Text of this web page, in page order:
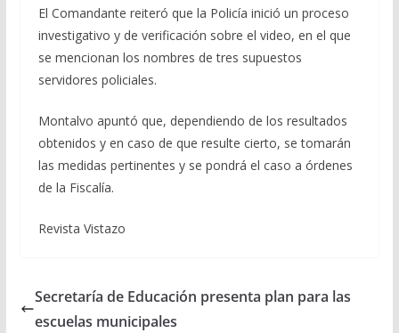
El Comandante reiteró que la Policía inició un proceso
investigativo y de verificación sobre el video, en el que
se mencionan los nombres de tres supuestos
servidores policiales.
Montalvo apuntó que, dependiendo de los resultados
obtenidos y en caso de que resulte cierto, se tomarán
las medidas pertinentes y se pondrá el caso a órdenes
de la Fiscalía.
Revista Vistazo
Secretaría de Educación presenta plan para las
escuelas municipales